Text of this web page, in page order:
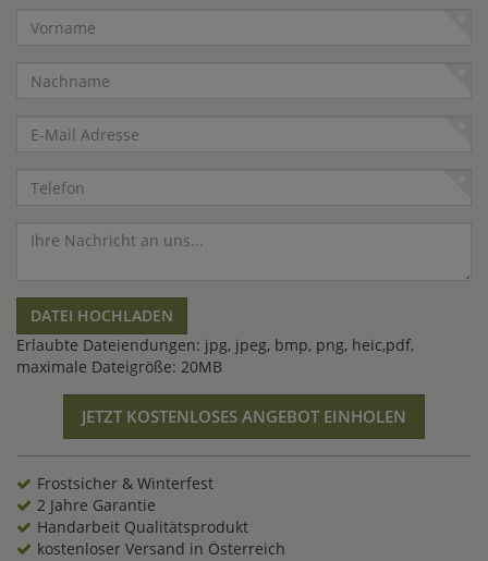
Vorname
Nachname
Mail
Telefon
Nachricht
DATEI HOCHLADEN
Erlaubte Dateiendungen: jpg, jpeg, bmp, png, heic,pdf,
maximale Dateigröße: 20MB
JETZT KOSTENLOSES ANGEBOT EINHOLEN
Frostsicher & Winterfest
2 Jahre Garantie
Handarbeit Qualitätsprodukt
kostenloser Versand in Österreich